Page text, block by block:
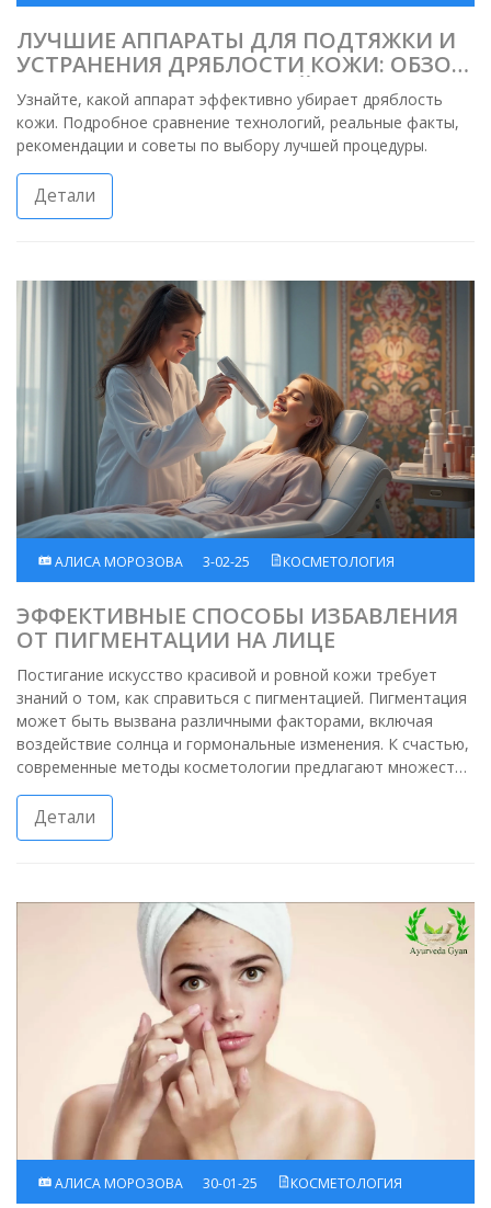
ЛУЧШИЕ АППАРАТЫ ДЛЯ ПОДТЯЖКИ И
УСТРАНЕНИЯ ДРЯБЛОСТИ КОЖИ: ОБЗОР
МЕТОДИК И ТЕХНОЛОГИЙ
Узнайте, какой аппарат эффективно убирает дряблость
кожи. Подробное сравнение технологий, реальные факты,
рекомендации и советы по выбору лучшей процедуры.
Детали
АЛИСА МОРОЗОВА 3-02-25 КОСМЕТОЛОГИЯ
ЭФФЕКТИВНЫЕ СПОСОБЫ ИЗБАВЛЕНИЯ
ОТ ПИГМЕНТАЦИИ НА ЛИЦЕ
Постигание искусство красивой и ровной кожи требует
знаний о том, как справиться с пигментацией. Пигментация
может быть вызвана различными факторами, включая
воздействие солнца и гормональные изменения. К счастью,
современные методы косметологии предлагают множество
процедур, которые могут уменьшить или полностью убрать
эти нежелательные пятна. Из статьи вы узнаете о лучших
методах борьбы с пигментацией, включая лазерное
Детали
АЛИСА МОРОЗОВА 30-01-25 КОСМЕТОЛОГИЯ